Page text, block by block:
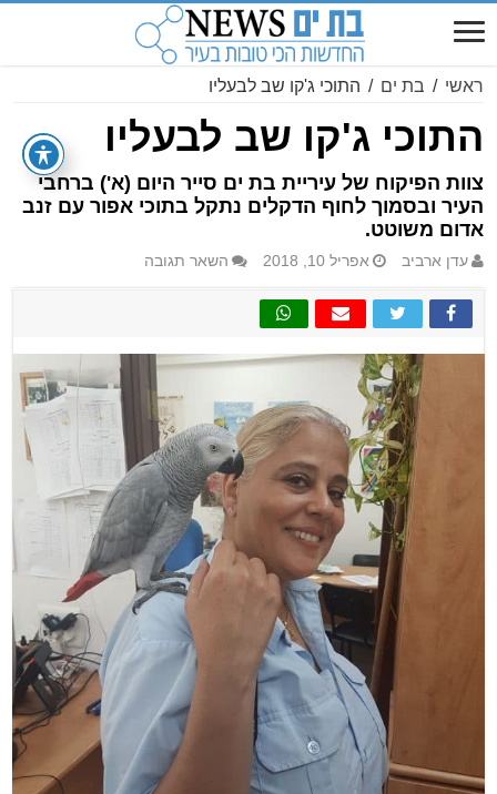
ראשי / בת ים / התוכי ג'קו שב לבעליו
התוכי ג'קו שב לבעליו
צוות הפיקוח של עיריית בת ים סייר היום (א') ברחבי
העיר ובסמוך לחוף הדקלים נתקל בתוכי אפור עם זנב
אדום משוטט.
עדן ארביב אפריל 10, 2018 השאר תגובה